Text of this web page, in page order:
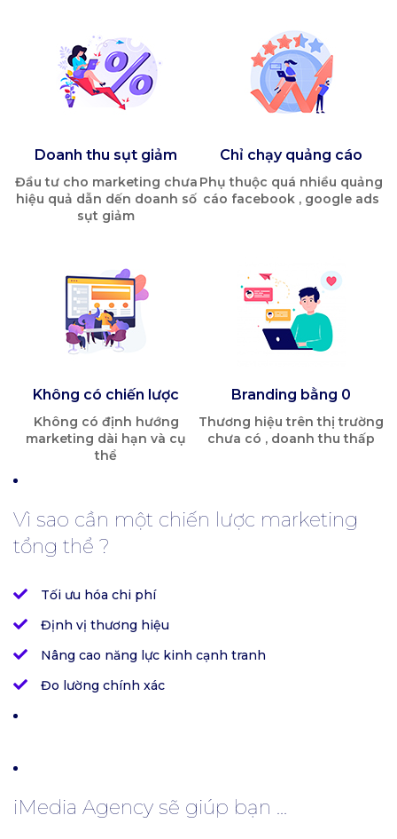
Doanh thu sụt giảm
Đầu tư cho marketing chưa
hiệu quả dẫn dến doanh số
sụt giảm
Chỉ chạy quảng cáo
Phụ thuộc quá nhiều quảng
cáo facebook , google ads
Không có chiến lược
Không có định hướng
marketing dài hạn và cụ
thể
Branding bằng 0
Thương hiệu trên thị trường
chưa có , doanh thu thấp
Vì sao cần một chiến lược marketing
tổng thể ?
Tối ưu hóa chi phí
Định vị thương hiệu
Nâng cao năng lực kinh cạnh tranh
Đo lường chính xác
iMedia Agency sẽ giúp bạn ...